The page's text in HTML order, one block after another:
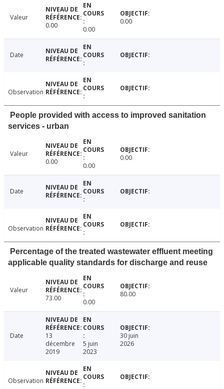
Valeur
0.00
0.00
0.00
Date
Observation
People provided with access to improved sanitation
services - urban
Valeur
0.00
0.00
0.00
Date
Observation
Percentage of the treated wastewater effluent meeting
applicable quality standards for discharge and reuse
Valeur
73.00
0.00
80.00
Date
13
décembre
2019
5 juin
2023
30 juin
2026
Observation